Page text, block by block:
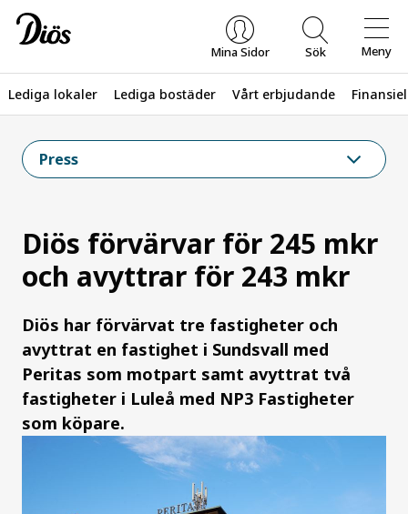
Mina Sidor Sök Meny
Lediga lokaler Lediga bostäder Vårt erbjudande
Press
Diös förvärvar för 245 mkr
och avyttrar för 243 mkr
Diös har förvärvat tre fastigheter och
avyttrat en fastighet i Sundsvall med
Peritas som motpart samt avyttrat två
fastigheter i Luleå med NP3 Fastigheter
som köpare.